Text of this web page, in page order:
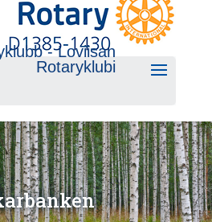
- Loviisan
Rotaryklubi